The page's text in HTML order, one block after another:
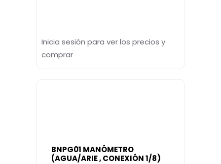
Inicia sesión para ver los precios y
comprar
BNPG01 MANÓMETRO
(AGUA/ARIE , CONEXIÓN 1/8)